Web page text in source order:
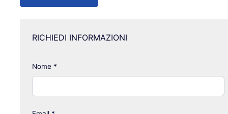
RICHIEDI INFORMAZIONI
Nome *